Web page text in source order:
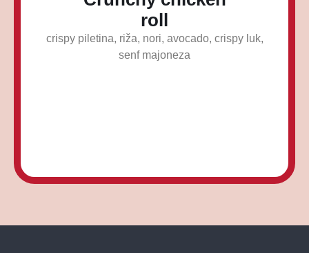
roll
crispy piletina, riža, nori, avocado, crispy luk,
senf majoneza